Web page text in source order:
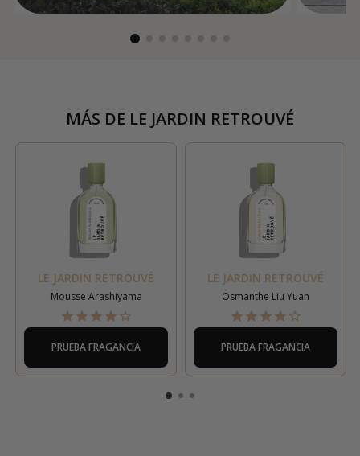
MÁS DE LE JARDIN RETROUVÉ
LE JARDIN RETROUVÉ
Mousse Arashiyama
PRUEBA FRAGANCIA
LE JARDIN RETROUVÉ
Osmanthe Liu Yuan
PRUEBA FRAGANCIA